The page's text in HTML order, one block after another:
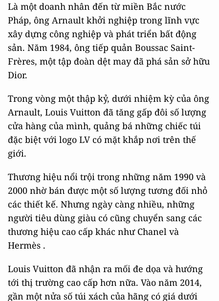
Là một doanh nhân đến từ miền Bắc nước
Pháp, ông Arnault khởi nghiệp trong lĩnh vực
xây dựng công nghiệp và phát triển bất động
sản. Năm 1984, ông tiếp quản Boussac Saint-
Frères, một tập đoàn dệt may đã phá sản sở hữu
Dior.
Trong vòng một thập kỷ, dưới nhiệm kỳ của ông
Arnault, Louis Vuitton đã tăng gấp đôi số lượng
cửa hàng của mình, quảng bá những chiếc túi
đặc biệt với logo LV có mặt khắp nơi trên thế
giới.
Thương hiệu nổi trội trong những năm 1990 và
2000 nhờ bán được một số lượng tương đối nhỏ
các thiết kế. Nhưng ngày càng nhiều, những
người tiêu dùng giàu có cũng chuyển sang các
thương hiệu cao cấp khác như Chanel và
Hermès .
Louis Vuitton đã nhận ra mối đe dọa và hướng
tới thị trường cao cấp hơn nữa. Vào năm 2014,
gần một nửa số túi xách của hãng có giá dưới